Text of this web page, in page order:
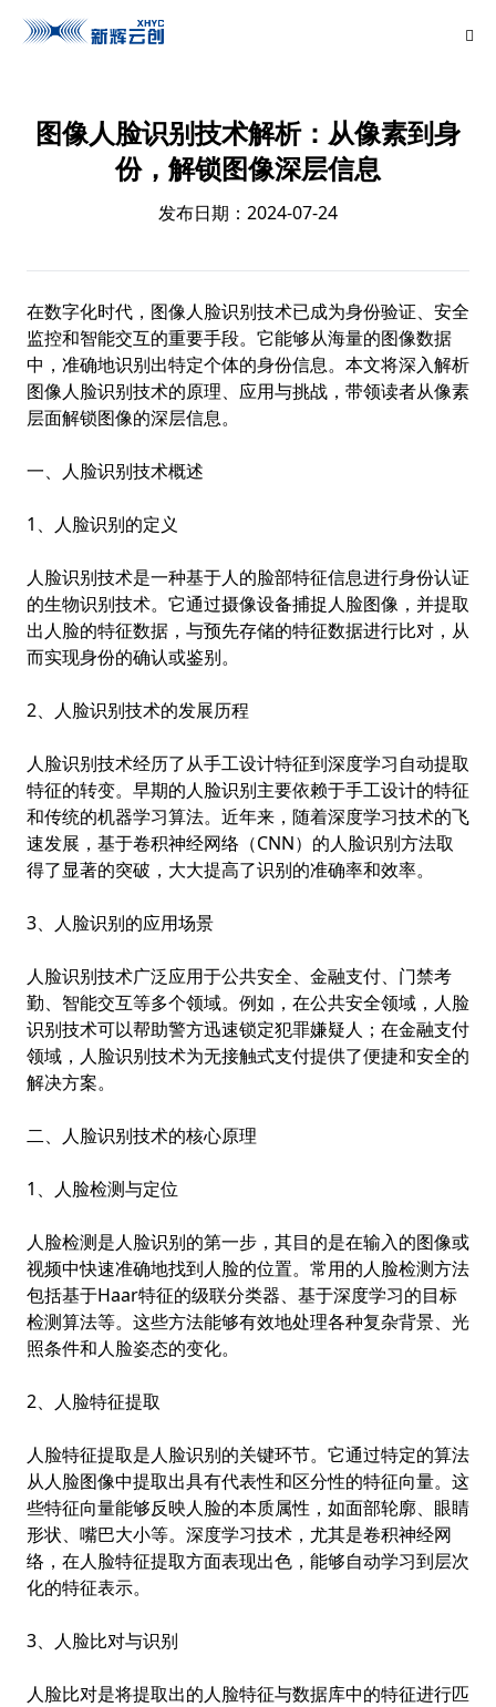
图像人脸识别技术解析：从像素到身
份，解锁图像深层信息
发布日期：2024-07-24
在数字化时代，图像人脸识别技术已成为身份验证、安全
监控和智能交互的重要手段。它能够从海量的图像数据
中，准确地识别出特定个体的身份信息。本文将深入解析
图像人脸识别技术的原理、应用与挑战，带领读者从像素
层面解锁图像的深层信息。
一、人脸识别技术概述
1、人脸识别的定义
人脸识别技术是一种基于人的脸部特征信息进行身份认证
的生物识别技术。它通过摄像设备捕捉人脸图像，并提取
出人脸的特征数据，与预先存储的特征数据进行比对，从
而实现身份的确认或鉴别。
2、人脸识别技术的发展历程
人脸识别技术经历了从手工设计特征到深度学习自动提取
特征的转变。早期的人脸识别主要依赖于手工设计的特征
和传统的机器学习算法。近年来，随着深度学习技术的飞
速发展，基于卷积神经网络（CNN）的人脸识别方法取
得了显著的突破，大大提高了识别的准确率和效率。
3、人脸识别的应用场景
人脸识别技术广泛应用于公共安全、金融支付、门禁考
勤、智能交互等多个领域。例如，在公共安全领域，人脸
识别技术可以帮助警方迅速锁定犯罪嫌疑人；在金融支付
领域，人脸识别技术为无接触式支付提供了便捷和安全的
解决方案。
二、人脸识别技术的核心原理
1、人脸检测与定位
人脸检测是人脸识别的第一步，其目的是在输入的图像或
视频中快速准确地找到人脸的位置。常用的人脸检测方法
包括基于Haar特征的级联分类器、基于深度学习的目标
检测算法等。这些方法能够有效地处理各种复杂背景、光
照条件和人脸姿态的变化。
2、人脸特征提取
人脸特征提取是人脸识别的关键环节。它通过特定的算法
从人脸图像中提取出具有代表性和区分性的特征向量。这
些特征向量能够反映人脸的本质属性，如面部轮廓、眼睛
形状、嘴巴大小等。深度学习技术，尤其是卷积神经网
络，在人脸特征提取方面表现出色，能够自动学习到层次
化的特征表示。
3、人脸比对与识别
人脸比对是将提取出的人脸特征与数据库中的特征进行匹